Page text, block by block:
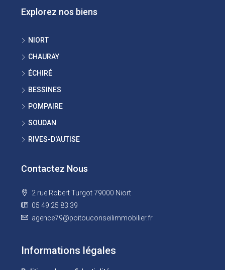
Explorez nos biens
NIORT
CHAURAY
ÉCHIRÉ
BESSINES
POMPAIRE
SOUDAN
RIVES-D'AUTISE
Contactez Nous
2 rue Robert Turgot 79000 Niort
05 49 25 83 39
agence79@poitouconseilimmobilier.fr
Informations légales